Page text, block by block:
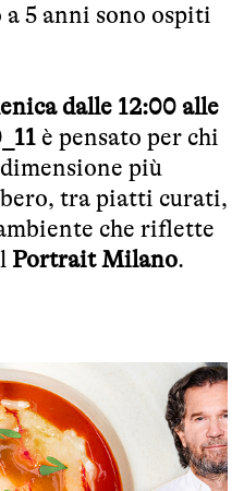
5 anni sono ospiti
dalle 12:00 alle
è pensato per chi
più
tra piatti curati,
che riflette
Portrait Milano.